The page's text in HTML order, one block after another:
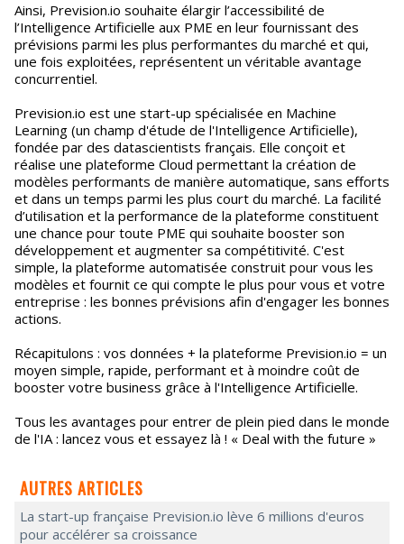
Ainsi, Prevision.io souhaite élargir l’accessibilité de
l’Intelligence Artificielle aux PME en leur fournissant des
prévisions parmi les plus performantes du marché et qui,
une fois exploitées, représentent un véritable avantage
concurrentiel.
Prevision.io est une start-up spécialisée en Machine
Learning (un champ d'étude de l'Intelligence Artificielle),
fondée par des datascientists français. Elle conçoit et
réalise une plateforme Cloud permettant la création de
modèles performants de manière automatique, sans efforts
et dans un temps parmi les plus court du marché. La facilité
d’utilisation et la performance de la plateforme constituent
une chance pour toute PME qui souhaite booster son
développement et augmenter sa compétitivité. C'est
simple, la plateforme automatisée construit pour vous les
modèles et fournit ce qui compte le plus pour vous et votre
entreprise : les bonnes prévisions afin d'engager les bonnes
actions.
Récapitulons : vos données + la plateforme Prevision.io = un
moyen simple, rapide, performant et à moindre coût de
booster votre business grâce à l'Intelligence Artificielle.
Tous les avantages pour entrer de plein pied dans le monde
de l'IA : lancez vous et essayez là ! « Deal with the future »
AUTRES ARTICLES
La start-up française Prevision.io lève 6 millions d'euros
pour accélérer sa croissance